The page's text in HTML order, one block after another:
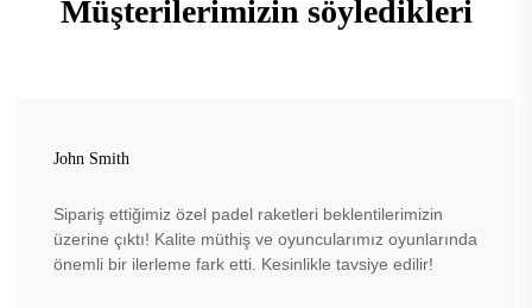
Müşterilerimizin söyledikleri
John Smith
Sipariş ettiğimiz özel padel raketleri beklentilerimizin
üzerine çıktı! Kalite müthiş ve oyuncularımız oyunlarında
önemli bir ilerleme fark etti. Kesinlikle tavsiye edilir!